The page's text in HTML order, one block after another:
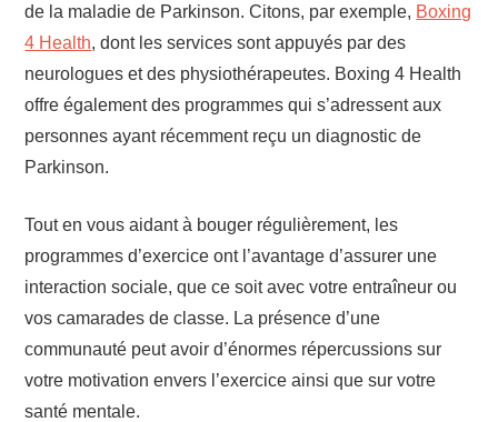
de la maladie de Parkinson. Citons, par exemple, Boxing
4 Health, dont les services sont appuyés par des
neurologues et des physiothérapeutes. Boxing 4 Health
offre également des programmes qui s’adressent aux
personnes ayant récemment reçu un diagnostic de
Parkinson.
Tout en vous aidant à bouger régulièrement, les
programmes d’exercice ont l’avantage d’assurer une
interaction sociale, que ce soit avec votre entraîneur ou
vos camarades de classe. La présence d’une
communauté peut avoir d’énormes répercussions sur
votre motivation envers l’exercice ainsi que sur votre
santé mentale.